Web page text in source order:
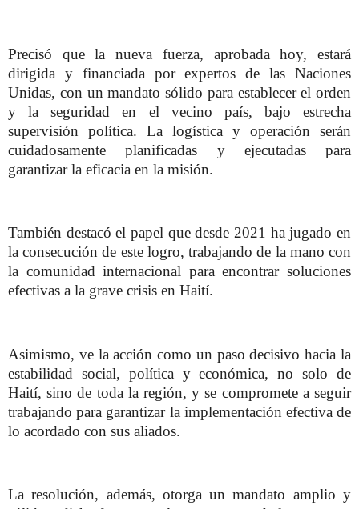
Precisó que la nueva fuerza, aprobada hoy, estará
dirigida y financiada por expertos de las Naciones
Unidas, con un mandato sólido para establecer el orden
y la seguridad en el vecino país, bajo estrecha
supervisión política. La logística y operación serán
cuidadosamente planificadas y ejecutadas para
garantizar la eficacia en la misión.
También destacó el papel que desde 2021 ha jugado en
la consecución de este logro, trabajando de la mano con
la comunidad internacional para encontrar soluciones
efectivas a la grave crisis en Haití.
Asimismo, ve la acción como un paso decisivo hacia la
estabilidad social, política y económica, no solo de
Haití, sino de toda la región, y se compromete a seguir
trabajando para garantizar la implementación efectiva de
lo acordado con sus aliados.
La resolución, además, otorga un mandato amplio y